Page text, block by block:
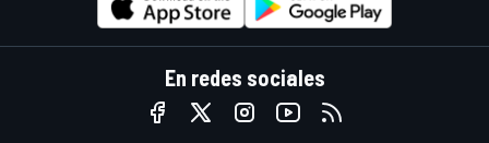
En redes sociales